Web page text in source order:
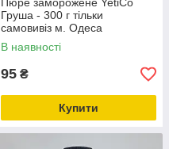
Груша - 300 г тільки
самовивіз м. Одеса
В наявності
95 ₴
Купити